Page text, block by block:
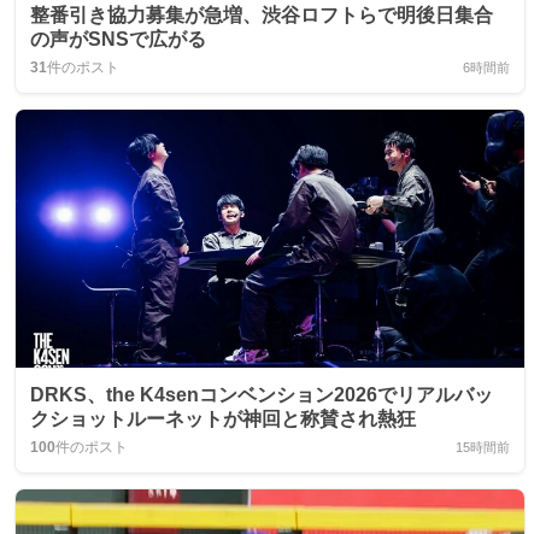
整番引き協力募集が急増、渋谷ロフトらで明後日集合
の声がSNSで広がる
31件のポスト 6時間前
DRKS、the K4senコンベンション2026でリアルバッ
クショットルーネットが神回と称賛され熱狂
100件のポスト 15時間前